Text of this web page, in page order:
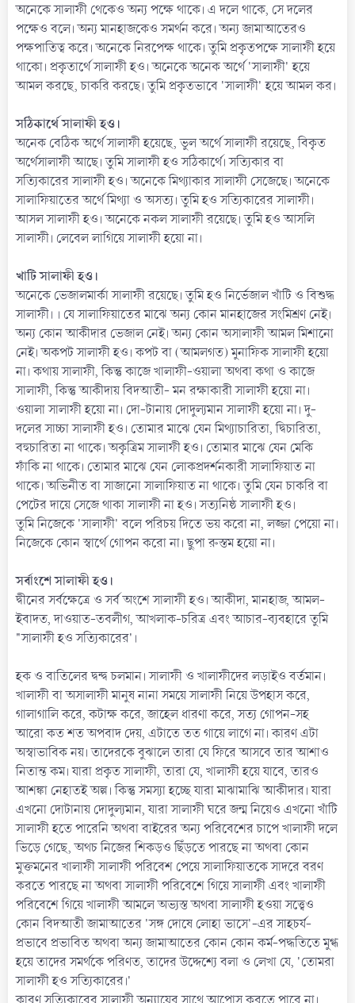
অনেকে সালাফী থেকেও অন্য পক্ষে থাকে। এ দলে থাকে, সে দলের
পক্ষেও বলে। অন্য মানহাজকেও সমর্থন করে। অন্য জামাআতেরও
পক্ষপাতিত্ব করে। অনেকে নিরপেক্ষ থাকে। তুমি প্রকৃতপক্ষে সালাফী হয়ে
থাকো। প্রকৃতার্থে সালাফী হও। অনেকে অনেক অর্থে 'সালাফী' হয়ে
আমল করছে, চাকরি করছে। তুমি প্রকৃতভাবে 'সালাফী' হয়ে আমল কর।
সঠিকার্থে সালাফী হও।
অনেক বেঠিক অর্থে সালাফী হয়েছে, ভুল অর্থে সালাফী রয়েছে, বিকৃত
অর্থেসালাফী আছে। তুমি সালাফী হও সঠিকার্থে। সত্যিকার বা
সত্যিকারের সালাফী হও। অনেকে মিথ্যাকার সালাফী সেজেছে। অনেকে
সালাফিয়াতের অর্থে মিথ্যা ও অসত্য। তুমি হও সত্যিকারের সালাফী।
আসল সালাফী হও। অনেকে নকল সালাফী রয়েছে। তুমি হও আসলি
সালাফী। লেবেল লাগিয়ে সালাফী হয়ো না।
খাটি সালাফী হও।
অনেকে ভেজালমার্কা সালাফী রয়েছে। তুমি হও নির্ভেজাল খাঁটি ও বিশুদ্ধ
সালাফী। । যে সালাফিয়াতের মাঝে অন্য কোন মানহাজের সংমিশ্রণ নেই।
অন্য কোন আকীদার ভেজাল নেই। অন্য কোন অসালাফী আমল মিশানো
নেই। অকপট সালাফী হও। কপট বা (আমলগত) মুনাফিক সালাফী হয়ো
না। কথায় সালাফী, কিন্তু কাজে খালাফী-ওয়ালা অথবা কথা ও কাজে
সালাফী, কিন্তু আকীদায় বিদআতী- মন রক্ষাকারী সালাফী হয়ো না।
ওয়ালা সালাফী হয়ো না। দো-টানায় দোদুল্যমান সালাফী হয়ো না। দু-
দলের সাচ্চা সালাফী হও। তোমার মাঝে যেন মিথ্যাচারিতা, দ্বিচারিতা,
বহুচারিতা না থাকে। অকৃত্রিম সালাফী হও। তোমার মাঝে যেন মেকি
ফাঁকি না থাকে। তোমার মাঝে যেন লোকপ্রদর্শনকারী সালাফিয়াত না
থাকে। অভিনীত বা সাজানো সালাফিয়াত না থাকে। তুমি যেন চাকরি বা
পেটের দায়ে সেজে থাকা সালাফী না হও। সত্যনিষ্ঠ সালাফী হও।
তুমি নিজেকে 'সালাফী' বলে পরিচয় দিতে ভয় করো না, লজ্জা পেয়ো না।
নিজেকে কোন স্বার্থে গোপন করো না। ছুপা রুস্তম হয়ো না।
সর্বাংশে সালাফী হও।
দ্বীনের সর্বক্ষেত্রে ও সর্ব অংশে সালাফী হও। আকীদা, মানহাজ, আমল-
ইবাদত, দাওয়াত-তবলীগ, আখলাক-চরিত্র এবং আচার-ব্যবহারে তুমি
"সালাফী হও সত্যিকারের'।
হক ও বাতিলের দ্বন্দ্ব চলমান। সালাফী ও খালাফীদের লড়াইও বর্তমান।
খালাফী বা অসালাফী মানুষ নানা সময়ে সালাফী নিয়ে উপহাস করে,
গালাগালি করে, কটাক্ষ করে, জাহেল ধারণা করে, সত্য গোপন-সহ
আরো কত শত অপবাদ দেয়, এটাতে তত গায়ে লাগে না। কারণ এটা
অস্বাভাবিক নয়। তাদেরকে বুঝালে তারা যে ফিরে আসবে তার আশাও
নিতান্ত কম। যারা প্রকৃত সালাফী, তারা যে, খালাফী হয়ে যাবে, তারও
আশঙ্কা নেহাতই অল্প। কিন্তু সমস্যা হচ্ছে যারা মাঝামাঝি আকীদার। যারা
এখনো দোটানায় দোদুল্যমান, যারা সালাফী ঘরে জন্ম নিয়েও এখনো খাঁটি
সালাফী হতে পারেনি অথবা বাইরের অন্য পরিবেশের চাপে খালাফী দলে
ভিড়ে গেছে, অথচ নিজের শিকড়ও ছিঁড়তে পারছে না অথবা কোন
মুক্তমনের খালাফী সালাফী পরিবেশ পেয়ে সালাফিয়াতকে সাদরে বরণ
করতে পারছে না অথবা সালাফী পরিবেশে গিয়ে সালাফী এবং খালাফী
পরিবেশে গিয়ে খালাফী আমলে অভ্যস্ত অথবা সালাফী হওয়া সত্ত্বেও
কোন বিদআতী জামাআতের 'সঙ্গ দোষে লোহা ভাসে'-এর সাহচর্য-
প্রভাবে প্রভাবিত অথবা অন্য জামাআতের কোন কোন কর্ম-পদ্ধতিতে মুগ্ধ
হয়ে তাদের সমর্থকে পরিণত, তাদের উদ্দেশ্যে বলা ও লেখা যে, 'তোমরা
সালাফী হও সত্যিকারের।'